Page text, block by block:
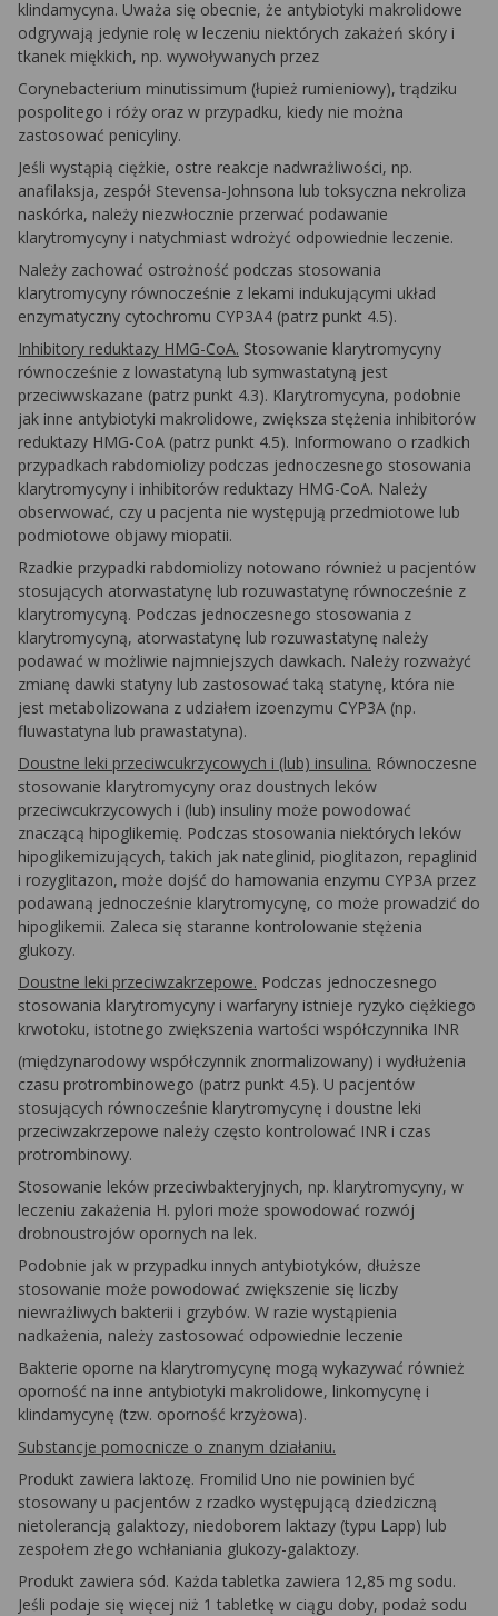
klindamycyna. Uważa się obecnie, że antybiotyki makrolidowe
odgrywają jedynie rolę w leczeniu niektórych zakażeń skóry i
tkanek miękkich, np. wywoływanych przez
Corynebacterium minutissimum (łupież rumieniowy), trądziku
pospolitego i róży oraz w przypadku, kiedy nie można
zastosować penicyliny.
Jeśli wystąpią ciężkie, ostre reakcje nadwrażliwości, np.
anafilaksja, zespół Stevensa-Johnsona lub toksyczna nekroliza
naskórka, należy niezwłocznie przerwać podawanie
klarytromycyny i natychmiast wdrożyć odpowiednie leczenie.
Należy zachować ostrożność podczas stosowania
klarytromycyny równocześnie z lekami indukującymi układ
enzymatyczny cytochromu CYP3A4 (patrz punkt 4.5).
Inhibitory reduktazy HMG-CoA. Stosowanie klarytromycyny
równocześnie z lowastatyną lub symwastatyną jest
przeciwwskazane (patrz punkt 4.3). Klarytromycyna, podobnie
jak inne antybiotyki makrolidowe, zwiększa stężenia inhibitorów
reduktazy HMG-CoA (patrz punkt 4.5). Informowano o rzadkich
przypadkach rabdomiolizy podczas jednoczesnego stosowania
klarytromycyny i inhibitorów reduktazy HMG-CoA. Należy
obserwować, czy u pacjenta nie występują przedmiotowe lub
podmiotowe objawy miopatii.
Rzadkie przypadki rabdomiolizy notowano również u pacjentów
stosujących atorwastatynę lub rozuwastatynę równocześnie z
klarytromycyną. Podczas jednoczesnego stosowania z
klarytromycyną, atorwastatynę lub rozuwastatynę należy
podawać w możliwie najmniejszych dawkach. Należy rozważyć
zmianę dawki statyny lub zastosować taką statynę, która nie
jest metabolizowana z udziałem izoenzymu CYP3A (np.
fluwastatyna lub prawastatyna).
Doustne leki przeciwcukrzycowych i (lub) insulina. Równoczesne
stosowanie klarytromycyny oraz doustnych leków
przeciwcukrzycowych i (lub) insuliny może powodować
znaczącą hipoglikemię. Podczas stosowania niektórych leków
hipoglikemizujących, takich jak nateglinid, pioglitazon, repaglinid
i rozyglitazon, może dojść do hamowania enzymu CYP3A przez
podawaną jednocześnie klarytromycynę, co może prowadzić do
hipoglikemii. Zaleca się staranne kontrolowanie stężenia
glukozy.
Doustne leki przeciwzakrzepowe. Podczas jednoczesnego
stosowania klarytromycyny i warfaryny istnieje ryzyko ciężkiego
krwotoku, istotnego zwiększenia wartości współczynnika INR
(międzynarodowy współczynnik znormalizowany) i wydłużenia
czasu protrombinowego (patrz punkt 4.5). U pacjentów
stosujących równocześnie klarytromycynę i doustne leki
przeciwzakrzepowe należy często kontrolować INR i czas
protrombinowy.
Stosowanie leków przeciwbakteryjnych, np. klarytromycyny, w
leczeniu zakażenia H. pylori może spowodować rozwój
drobnoustrojów opornych na lek.
Podobnie jak w przypadku innych antybiotyków, dłuższe
stosowanie może powodować zwiększenie się liczby
niewrażliwych bakterii i grzybów. W razie wystąpienia
nadkażenia, należy zastosować odpowiednie leczenie
Bakterie oporne na klarytromycynę mogą wykazywać również
oporność na inne antybiotyki makrolidowe, linkomycynę i
klindamycynę (tzw. oporność krzyżowa).
Substancje pomocnicze o znanym działaniu.
Produkt zawiera laktozę. Fromilid Uno nie powinien być
stosowany u pacjentów z rzadko występującą dziedziczną
nietolerancją galaktozy, niedoborem laktazy (typu Lapp) lub
zespołem złego wchłaniania glukozy-galaktozy.
Produkt zawiera sód. Każda tabletka zawiera 12,85 mg sodu.
Jeśli podaje się więcej niż 1 tabletkę w ciągu doby, podaż sodu